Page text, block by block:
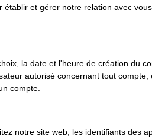
et gérer notre relation avec
la date et l'heure de création du
autorisé concernant tout
compte.
notre site web, les identifiants des